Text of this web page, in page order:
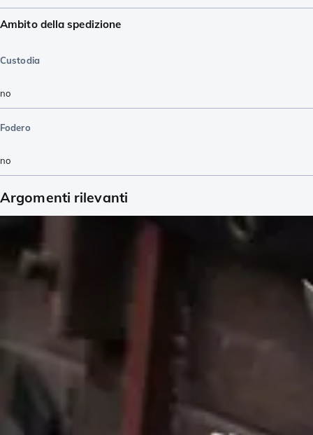
Ambito della spedizione
Custodia
no
Fodero
no
Argomenti rilevanti